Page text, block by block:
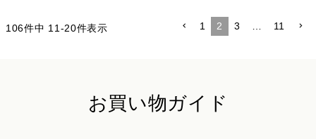
106件中 11 -20件表示 1 2 3 11
お買い物ガイド